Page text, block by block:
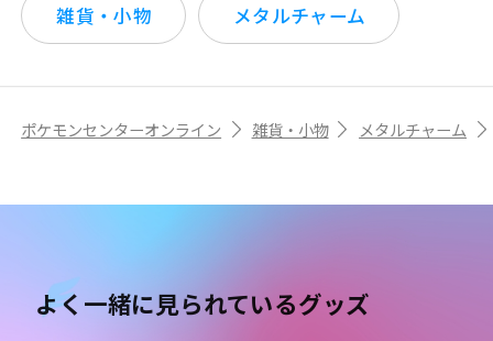
雑貨・小物 メタルチャーム
ポケモンセンターオンライン 雑貨・小物 メタルチャーム
よく一緒に見られているグッズ